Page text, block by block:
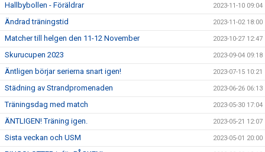
Hallbybollen - Föräldrar 2023-11-10 09:04
Ändrad träningstid 2023-11-02 18:00
Matcher till helgen den 11-12 November 2023-10-27 12:47
Skurucupen 2023 2023-09-04 09:18
Äntligen börjar serierna snart igen! 2023-07-15 10:21
Städning av Strandpromenaden 2023-06-26 06:13
Träningsdag med match 2023-05-30 17:04
ÄNTLIGEN! Träning igen. 2023-05-21 12:07
Sista veckan och USM 2023-05-01 20:00